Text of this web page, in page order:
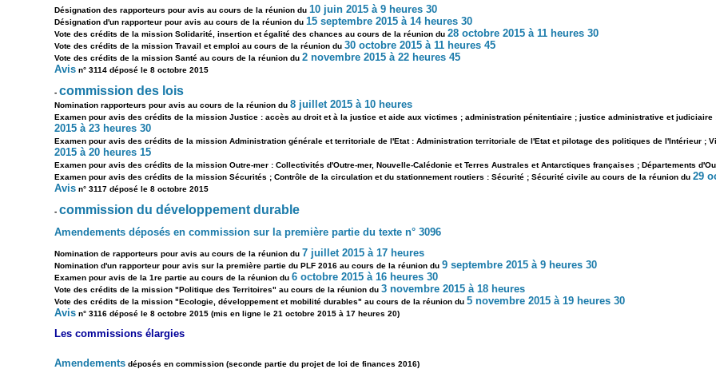
Désignation des rapporteurs pour avis au cours de la réunion du 10 juin 2015 à 9 heures 30
Désignation d'un rapporteur pour avis au cours de la réunion du 15 septembre 2015 à 14 heures 30
Vote des crédits de la mission Solidarité, insertion et égalité des chances au cours de la réunion du 28 octobre 2015 à 11 heures 30
Vote des crédits de la mission Travail et emploi au cours de la réunion du 30 octobre 2015 à 11 heures 45
Vote des crédits de la mission Santé au cours de la réunion du 2 novembre 2015 à 22 heures 45
Avisn° 3114 déposé le 8 octobre 2015
- commission des lois
Nomination rapporteurs pour avis au cours de la réunion du 8 juillet 2015 à 10 heures
Examen pour avis des crédits de la mission Justice : accès au droit et à la justice et aide aux victimes ; administration pénitentiaire ; justice administrative et
2015 à 23 heures 30
Examen pour avis des crédits de la mission Administration générale et territoriale de l'Etat : Administration territoriale de l'Etat et pilotage des politiques de l'Intérieur ;
2015 à 20 heures 15
Examen pour avis des crédits de la mission Outre-mer : Collectivités d'Outre-mer, Nouvelle-Calédonie et Terres Australes et Antarctiques françaises ; Départements
Examen pour avis des crédits de la mission Sécurités ; Contrôle de la circulation et du stationnement routiers : Sécurité ; Sécurité civile au cours de la réunion du 29
Avisn° 3117 déposé le 8 octobre 2015
- commission du développement durable
Amendements déposés en commission sur la première partie du texte n° 3096
Nomination de rapporteurs pour avis au cours de la réunion du 7 juillet 2015 à 17 heures
Nomination d'un rapporteur pour avis sur la première partie du PLF 2016 au cours de la réunion du 9 septembre 2015 à 9 heures 30
Examen pour avis de la 1re partie au cours de la réunion du 6 octobre 2015 à 16 heures 30
Vote des crédits de la mission "Politique des Territoires" au cours de la réunion du 3 novembre 2015 à 18 heures
Vote des crédits de la mission "Ecologie, développement et mobilité durables" au cours de la réunion du 5 novembre 2015 à 19 heures 30
Avisn° 3116 déposé le 8 octobre 2015 (mis en ligne le 21 octobre 2015 à 17 heures 20)
Les commissions élargies
Amendementsdéposés en commission (seconde partie du projet de loi de finances 2016)